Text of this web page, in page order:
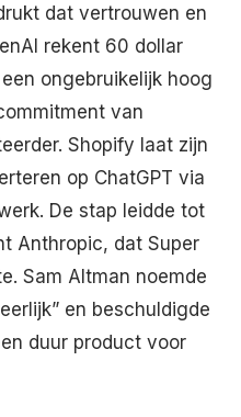
dat vertrouwen en
rekent 60 dollar
ongebruikelijk hoog
van
Shopify laat zijn
op ChatGPT via
De stap leidde tot
Anthropic, dat Super
Sam Altman noemde
en beschuldigde
duur product voor